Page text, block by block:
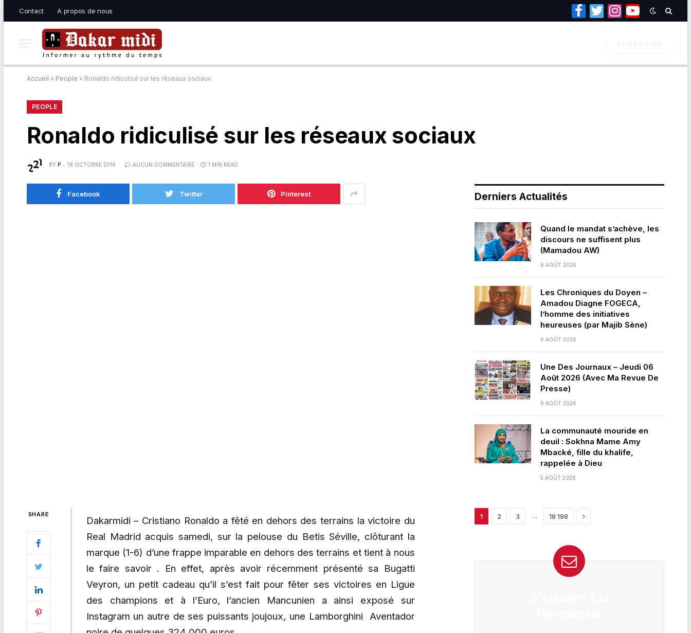
Contact A propos de nous
Facebook
TwitterInstagramYouTube
Accueil » People » Ronaldo ridiculisé sur les réseaux sociaux
PEOPLE
Ronaldo ridiculisé sur les réseaux sociaux
BY P 18 OCTOBRE 2016 AUCUN COMMENTAIRE 1 MIN READ
Facebook Twitter Pinterest
SHARE
Dakarmidi – Cristiano Ronaldo a fêté en dehors des terrains la victoire du
Real Madrid acquis samedi, sur la pelouse du Betis Séville, clôturant la
marque (1-6) d’une frappe imparable en dehors des terrains et tient à nous
le faire savoir . En effet, après avoir récemment présenté sa Bugatti
Veyron, un petit cadeau qu’il s’est fait pour fêter ses victoires en Ligue
des champions et à l’Euro, l’ancien Mancunien a ainsi exposé sur
Instagram un autre de ses puissants joujoux, une Lamborghini Aventador
Derniers Actualités
Quand le mandat s’achève, les
discours ne suffisent plus
(Mamadou AW)
6 AOÛT 2026
Les Chroniques du Doyen –
Amadou Diagne FOGECA,
l’homme des initiatives
heureuses (par Majib Sène)
6 AOÛT 2026
Une Des Journaux – Jeudi 06
Août 2026 (Avec Ma Revue De
Presse)
6 AOÛT 2026
La communauté mouride en
deuil : Sokhna Mame Amy
Mbacké, fille du khalife,
rappelée à Dieu
5 AOÛT 2026
1 2 3 … 18 198 Next